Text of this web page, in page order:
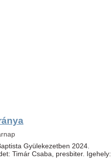
Gyülekezetben 2024.
Timár Csaba, presbiter. Igehely: